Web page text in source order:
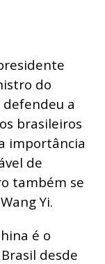
do
defendeu a
brasileiros
importância
de
também se
Yi.
é o
desde